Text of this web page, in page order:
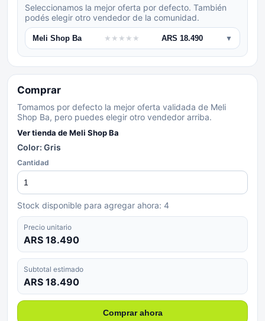
Seleccionamos la mejor oferta por defecto. También
podés elegir otro vendedor de la comunidad.
Meli Shop Ba ★ ★ ★ ★ ★ ARS 18.490 ▼
Comprar
Tomamos por defecto la mejor oferta validada de Meli
Shop Ba, pero puedes elegir otro vendedor arriba.
Ver tienda deMeli Shop Ba
Color: Gris
Cantidad
Stock disponible para agregar ahora: 4
Precio unitario
ARS 18.490
Subtotal estimado
ARS 18.490
Comprar ahora